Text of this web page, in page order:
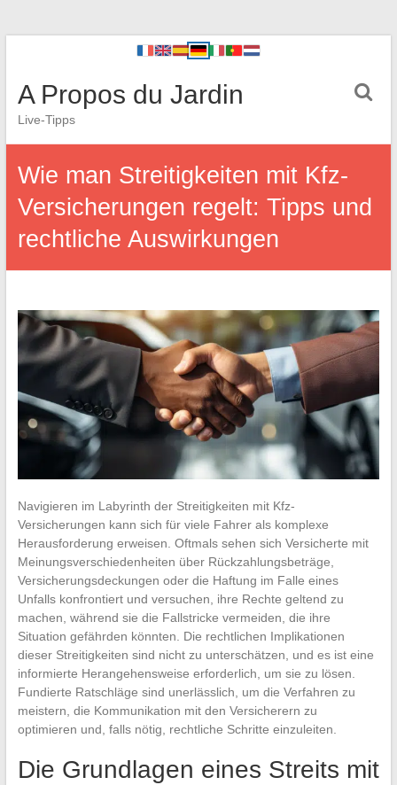
A Propos du Jardin
Live-Tipps
Wie man Streitigkeiten mit Kfz-
Versicherungen regelt: Tipps und
rechtliche Auswirkungen
Navigieren im Labyrinth der Streitigkeiten mit Kfz-
Versicherungen kann sich für viele Fahrer als komplexe
Herausforderung erweisen. Oftmals sehen sich Versicherte mit
Meinungsverschiedenheiten über Rückzahlungsbeträge,
Versicherungsdeckungen oder die Haftung im Falle eines
Unfalls konfrontiert und versuchen, ihre Rechte geltend zu
machen, während sie die Fallstricke vermeiden, die ihre
Situation gefährden könnten. Die rechtlichen Implikationen
dieser Streitigkeiten sind nicht zu unterschätzen, und es ist eine
informierte Herangehensweise erforderlich, um sie zu lösen.
Fundierte Ratschläge sind unerlässlich, um die Verfahren zu
meistern, die Kommunikation mit den Versicherern zu
optimieren und, falls nötig, rechtliche Schritte einzuleiten.
Die Grundlagen eines Streits mit